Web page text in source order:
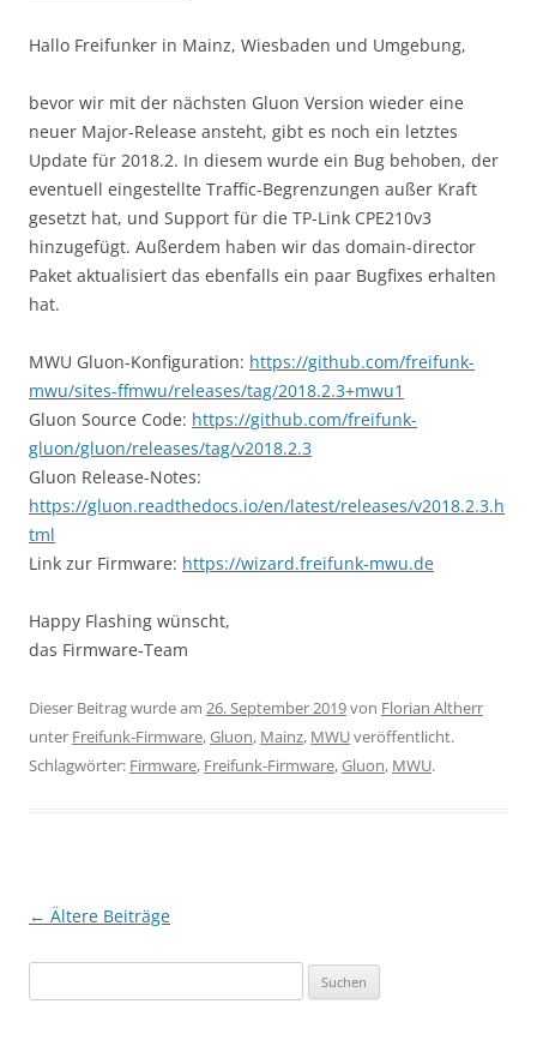
Hallo Freifunker in Mainz, Wiesbaden und Umgebung,
bevor wir mit der nächsten Gluon Version wieder eine
neuer Major-Release ansteht, gibt es noch ein letztes
Update für 2018.2. In diesem wurde ein Bug behoben, der
eventuell eingestellte Traffic-Begrenzungen außer Kraft
gesetzt hat, und Support für die TP-Link CPE210v3
hinzugefügt. Außerdem haben wir das domain-director
Paket aktualisiert das ebenfalls ein paar Bugfixes erhalten
hat.
MWU Gluon-Konfiguration: https://github.com/freifunk-
mwu/sites-ffmwu/releases/tag/2018.2.3+mwu1
Gluon Source Code: https://github.com/freifunk-
gluon/gluon/releases/tag/v2018.2.3
Gluon Release-Notes:
https://gluon.readthedocs.io/en/latest/releases/v2018.2.3.h
tml
Link zur Firmware: https://wizard.freifunk-mwu.de
Happy Flashing wünscht,
das Firmware-Team
Dieser Beitrag wurde am 26. September 2019von Florian Altherr
unter Freifunk-Firmware,Gluon, Mainz, MWUveröffentlicht.
Schlagwörter: Firmware, Freifunk-Firmware,Gluon, MWU.
Beitragsnavigation
← Ältere Beiträge
nach: